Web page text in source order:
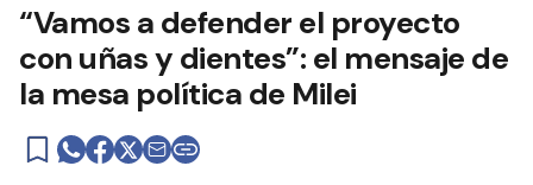
“Vamos a defender el proyecto
con uñas y dientes”: el mensaje de
la mesa política de Milei